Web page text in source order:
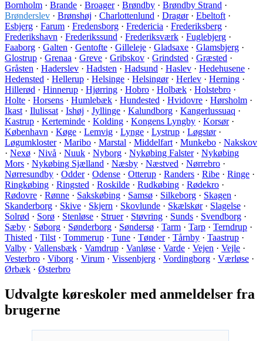
Bornholm · Brande · Broager· Brøndby · Brøndby Strand ·
Brønderslev · Brønshøj · Charlottenlund · Dragør· Ebeltoft ·
Esbjerg · Farum · Fredensborg · Fredericia · Frederiksberg ·
Frederikshavn · Frederikssund · Frederiksværk · Fuglebjerg ·
Faaborg · Galten · Gentofte · Gilleleje · Gladsaxe · Glamsbjerg ·
Glostrup · Grenaa · Greve · Gribskov · Grindsted · Græsted ·
Gråsten · Haderslev · Hadsten · Hadsund · Haslev · Hedehusene ·
Hedensted · Hellerup · Helsinge · Helsingør· Herlev · Herning ·
Hillerød · Hinnerup · Hjørring · Hobro · Holbæk · Holstebro ·
Holte · Horsens · Humlebæk · Hundested · Hvidovre · Hørsholm ·
Ikast · Ilulissat · Ishøj · Jyllinge · Kalundborg · Kangerlussuaq ·
Kastrup · Kerteminde · Kolding · Kongens Lyngby · Korsør·
København · Køge · Lemvig · Lynge · Lystrup · Løgstør·
Løgumkloster· Maribo · Marstal · Middelfart · Munkebo · Nakskov
· Nexø · Nivå · Nuuk · Nyborg · Nykøbing Falster· Nykøbing
Mors · Nykøbing Sjælland · Næsby · Næstved · Nørrebro ·
Nørresundby · Odder· Odense · Otterup · Randers · Ribe · Ringe ·
Ringkøbing · Ringsted · Roskilde · Rudkøbing · Rødekro ·
Rødovre · Rønne · Sakskøbing · Samsø · Silkeborg · Skagen ·
Skanderborg · Skive · Skjern · Skovlunde · Skælskør· Slagelse ·
Solrød · Sorø · Stenløse · Struer· Støvring · Sunds · Svendborg ·
Sæby · Søborg · Sønderborg · Søndersø · Tarm · Tarp · Terndrup ·
Thisted · Tilst · Tommerup · Tune · Tønder· Tårnby · Taastrup ·
Valby · Vallensbæk · Vamdrup · Vanløse · Varde · Vejen · Vejle ·
Vesterbro · Viborg · Virum · Vissenbjerg · Vordingborg · Værløse ·
Ørbæk · Østerbro
Udvalgte køreskoler med anmeldelser fra
brugerne